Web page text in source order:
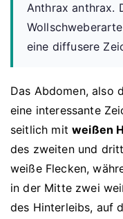
Anthrax anthrax.
eine diffusere
Das Abdomen, also
eine interessante
seitlich mitweißen
des zweiten und
weiße Flecken,
in der Mitte zwei
des Hinterleibs, auf